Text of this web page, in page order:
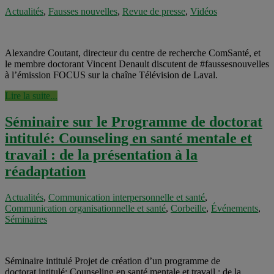
Actualités, Fausses nouvelles, Revue de presse, Vidéos
Alexandre Coutant, directeur du centre de recherche ComSanté, et
le membre doctorant Vincent Denault discutent de #faussesnouvelles
à l’émission FOCUS sur la chaîne Télévision de Laval.
Lire la suite...
Séminaire sur le Programme de doctorat
intitulé: Counseling en santé mentale et
travail : de la présentation à la
réadaptation
Actualités, Communication interpersonnelle et santé,
Communication organisationnelle et santé, Corbeille, Événements,
Séminaires
Séminaire intitulé Projet de création d’un programme de
doctorat intitulé: Counseling en santé mentale et travail : de la